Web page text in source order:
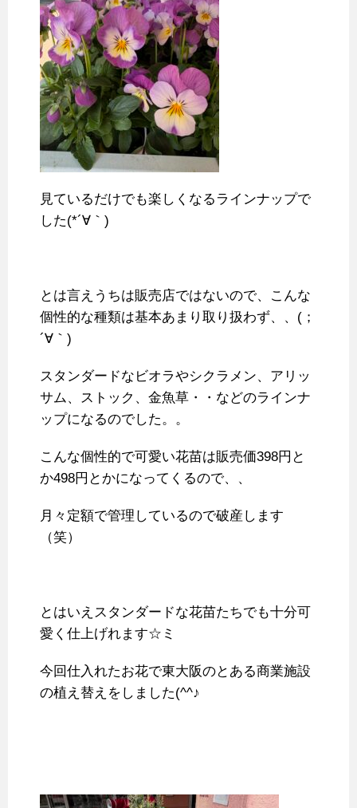
見ているだけでも楽しくなるラインナップで
した(*´∀｀)
とは言えうちは販売店ではないので、こんな
個性的な種類は基本あまり取り扱わず、、(；
´∀｀)
スタンダードなビオラやシクラメン、アリッ
サム、ストック、金魚草・・などのラインナ
ップになるのでした。。
こんな個性的で可愛い花苗は販売価398円と
か498円とかになってくるので、、
月々定額で管理しているので破産します
（笑）
とはいえスタンダードな花苗たちでも十分可
愛く仕上げれます☆ミ
今回仕入れたお花で東大阪のとある商業施設
の植え替えをしました(^^♪